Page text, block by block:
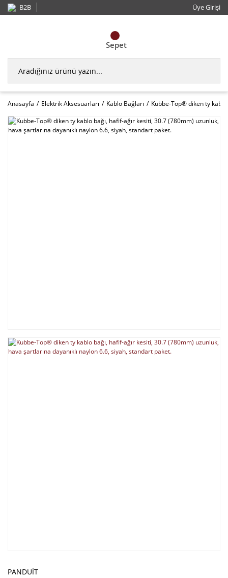
B2B Üye Girişi
Sepet
Anasayfa Elektrik Aksesuarları Kablo Bağları Kubbe-Top® diken ty
PANDUIT